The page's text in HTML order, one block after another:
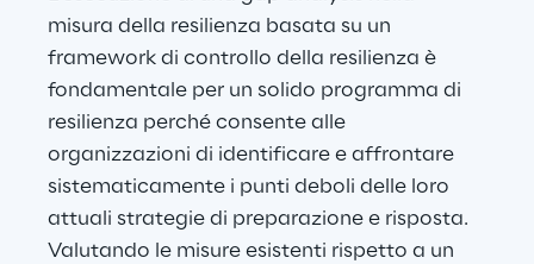
misura della resilienza basata su un
framework di controllo della resilienza è
fondamentale per un solido programma di
resilienza perché consente alle
organizzazioni di identificare e affrontare
sistematicamente i punti deboli delle loro
attuali strategie di preparazione e risposta.
Valutando le misure esistenti rispetto a un